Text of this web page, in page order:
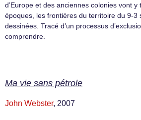
d’Europe et des anciennes colonies vont y
époques, les frontières du territoire du 9-3
dessinées. Tracé d’un processus
comprendre.
Ma vie sans pétrole
John Webster, 2007